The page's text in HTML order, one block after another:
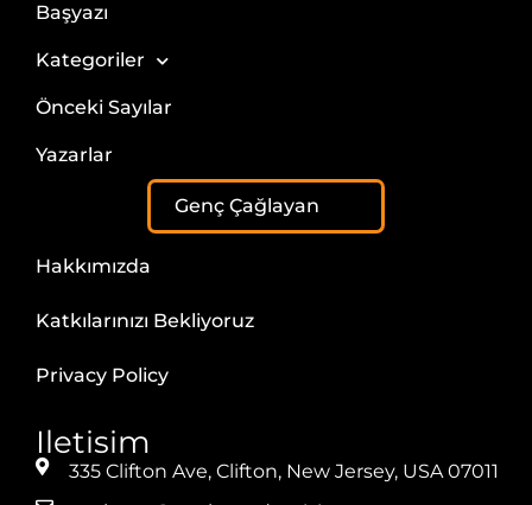
Başyazı
Kategoriler
Önceki Sayılar
Yazarlar
Genç Çağlayan
Hakkımızda
Katkılarınızı Bekliyoruz
Privacy Policy
Iletisim
335 Clifton Ave, Clifton, New Jersey, USA 07011